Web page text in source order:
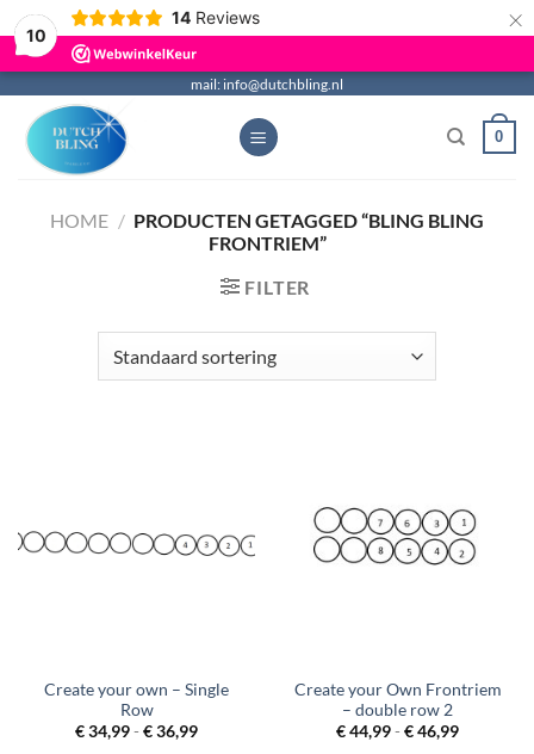
10
14 Reviews ×
naar
inhoud
mail: info@dutchbling.nl
0
HOME / PRODUCTEN GETAGGED “BLING BLING
FRONTRIEM”
FILTER
Create your own – Single
Row
€34,99- €36,99Prijsklasse:
Create your Own Frontriem
– double row 2
€44,99- €46,99